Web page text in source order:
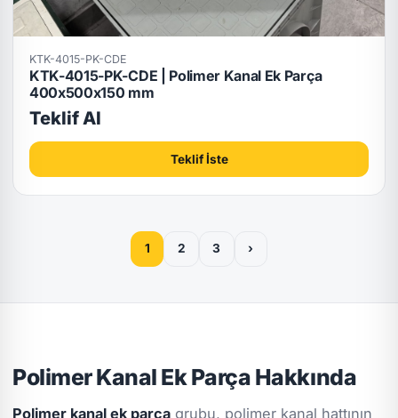
KTK-4015-PK-CDE
KTK-4015-PK-CDE | Polimer Kanal Ek Parça
400x500x150 mm
Teklif Al
Teklif İste
1 2 3 ›
Polimer Kanal Ek Parça Hakkında
Polimer kanal ek parça grubu, polimer kanal hattının